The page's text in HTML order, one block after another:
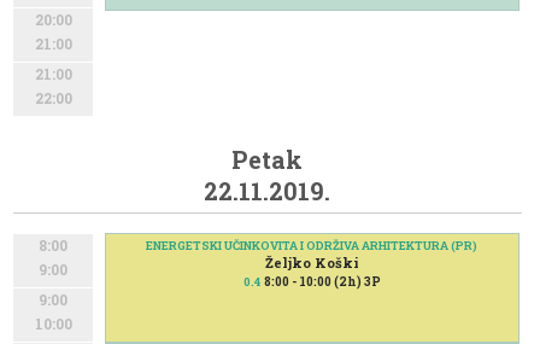
20:00
21:00
21:00
22:00
Petak
22.11.2019.
8:00
9:00
9:00
10:00
ENERGETSKI UČINKOVITA I ODRŽIVA ARHITEKTURA (PR)
Željko Koški
0.4 8:00 - 10:00 (2h) 3P